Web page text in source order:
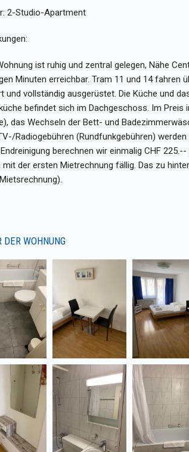
2-Studio-Apartment
ist ruhig und zentral gelegen, Nähe
Minuten erreichbar. Tram 11 und 14 fahren
und vollständig ausgerüstet. Die Küche und
befindet sich im Dachgeschoss. Im
das Wechseln der Bett- und
Radiogebühren (Rundfunkgebühren)
berechnen wir einmalig CHF
mit der ersten Mietrechnung fällig. Das zu
DER WOHNUNG